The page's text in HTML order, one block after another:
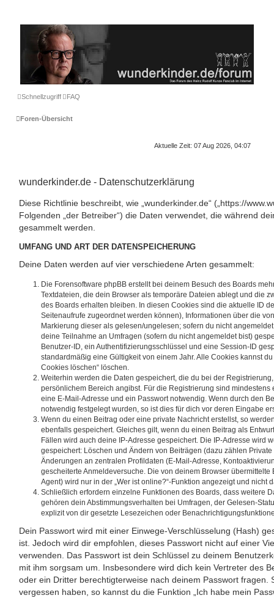
Schnellzugriff FAQ
Foren-Übersicht
Aktuelle Zeit: 07 Aug 2026, 04:07
wunderkinder.de - Datenschutzerklärung
Diese Richtlinie beschreibt, wie „wunderkinder.de“ („https://
Folgenden „der Betreiber“) die Daten verwendet, die während
gesammelt werden.
UMFANG UND ART DER DATENSPEICHERUNG
Deine Daten werden auf vier verschiedene Arten gesammelt:
Die Forensoftware phpBB erstellt bei deinem Besuch des Boards
Textdateien, die dein Browser als temporäre Dateien ablegt und die
des Boards erhalten bleiben. In diesen Cookies sind die aktuelle ID
Seitenaufrufe zugeordnet werden können), Informationen über die
Markierung dieser als gelesen/ungelesen; sofern du nicht
deine Teilnahme an Umfragen (sofern du nicht angemeldet bist)
Benutzer-ID, ein Authentifizierungsschlüssel und eine Session-ID
standardmäßig eine Gültigkeit von einem Jahr. Alle Cookies kannst
Cookies löschen“ löschen.
Weiterhin werden die Daten gespeichert, die du bei der
persönlichem Bereich angibst. Für die Registrierung sind
eine E-Mail-Adresse und ein Passwort notwendig. Wenn durch den
notwendig festgelegt wurden, so ist dies für dich vor deren Eingabe
Wenn du einen Beitrag oder eine private Nachricht erstellst, so
ebenfalls gespeichert. Gleiches gilt, wenn du einen Beitrag als
Fällen wird auch deine IP-Adresse gespeichert. Die IP-Adresse wird
gespeichert: Löschen und Ändern von Beiträgen (dazu zählen
Änderungen an zentralen Profildaten (E-Mail-Adresse,
gescheiterte Anmeldeversuche. Die von deinem Browser
Agent) wird nur in der „Wer ist online?“-Funktion angezeigt und nicht
Schließlich erfordern einzelne Funktionen des Boards, dass weitere
gehören dein Abstimmungsverhalten bei Umfragen, der Gelesen-
explizit von dir gesetzte Lesezeichen oder
Dein Passwort wird mit einer Einwege-Verschlüsselung (Hash)
ist. Jedoch wird dir empfohlen, dieses Passwort nicht auf einer
verwenden. Das Passwort ist dein Schlüssel zu deinem
mit ihm sorgsam um. Insbesondere wird dich kein Vertreter des
oder ein Dritter berechtigterweise nach deinem Passwort fragen.
vergessen haben, so kannst du die Funktion „Ich habe mein